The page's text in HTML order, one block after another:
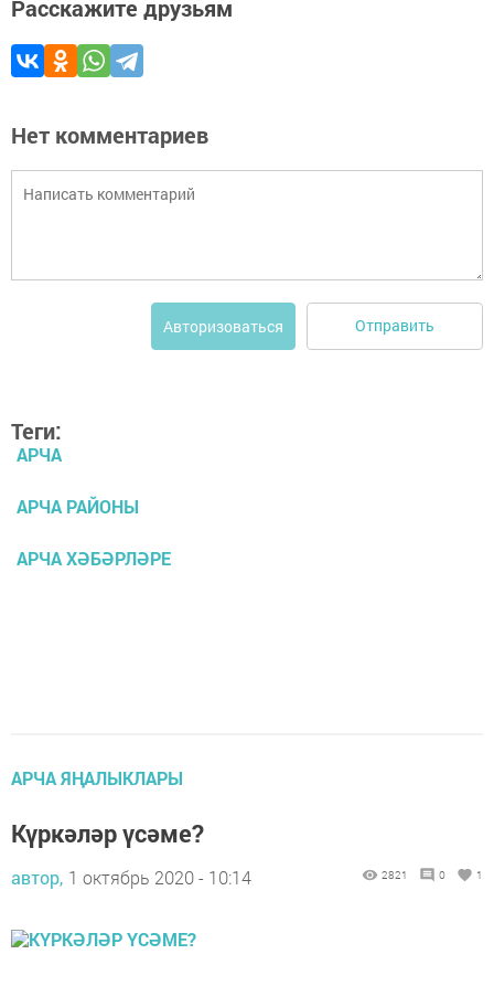
Расскажите друзьям
Нет комментариев
Авторизоваться Отправить
Теги:
АРЧА
АРЧА РАЙОНЫ
АРЧА ХӘБӘРЛӘРЕ
АРЧА ЯҢАЛЫКЛАРЫ
Күркәләр үсәме?
автор, 1 октябрь 2020 - 10:14 2821 0 1